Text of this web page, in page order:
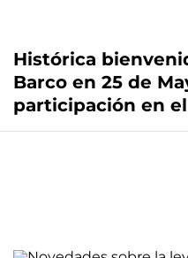
Histórica
Barco en 25 de
participación en